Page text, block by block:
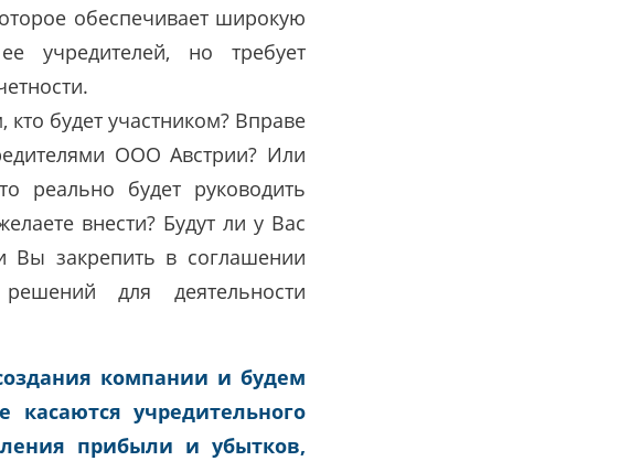
обеспечивает широкую
учредителей, но требует
будет участником? Вправе
ООО Австрии? Или
реально будет руководить
внести? Будут ли у Вас
Вы закрепить в соглашении
для деятельности
компании и будем
учредительного
прибыли и убытков,